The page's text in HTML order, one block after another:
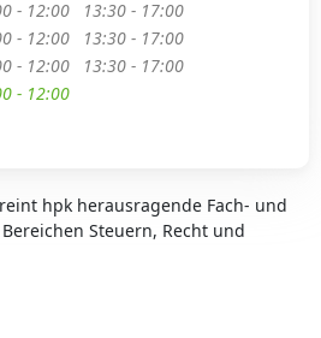
hpk herausragende Fach- und
Steuern, Recht und
- 12:00
13:30 - 17:00
- 12:00
13:30 - 17:00
- 12:00
13:30 - 17:00
- 12:00